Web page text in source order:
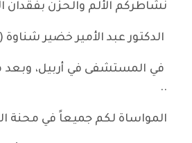
نشاطركم الألم والحزن بفقدان
الدكتور عبد الأمير خضير شناوة (
في المستشفى في أربيل،
..
المواساة لكم جميعاً في محنة